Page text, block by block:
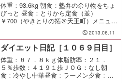
体重：93.6kg 朝食：塾弁の余り物をちょ
びっと 昼食：とりから定食（並）
￥700（やきとりの拓＠天王町）メニュー
がちょっとだけ変わって、小（3個）、並
（5個）、メガ（7個）になっていた。写
真は並なので、小さめのフライドチキン
くらいの大き...
2013.06.11
ダイエット日記［１０６９日目］
体重：８７．８ｋｇ体脂肪率：２１．
５％歩数：４１９１歩ＪＯＧ：なし朝
食：冷やし中華昼食：ラーメン夕食：宅